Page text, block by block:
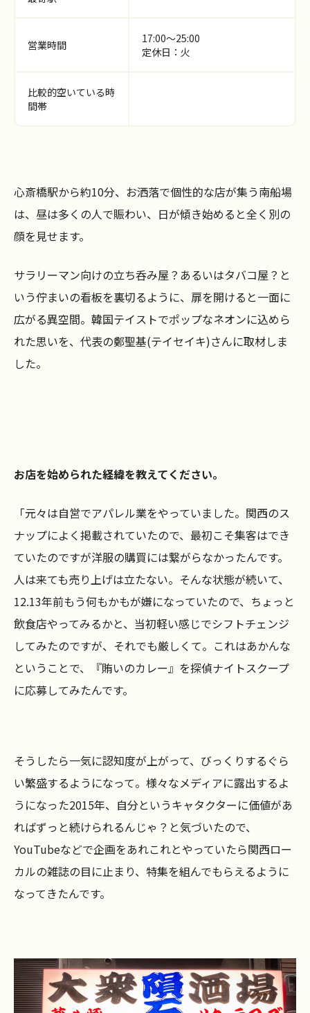
営業時間
17:00〜25:00
定休日：火
比較的空いている時
間帯
心斎橋駅から約10分、お洒落で個性的な店が集う南船場
は、昼は多くの人で賑わい、日が傾き始めると全く別の
顔を見せます。
サラリーマン向けの立ち呑み屋？あるいはタバコ屋？と
いう佇まいの看板を裏切るように、扉を開けると一面に
広がる異空間。韓国テイストでポップなネオンに込めら
れた思いを、代表の鄭聖基(テイセイキ)さんに取材しま
した。
お店を始められた経緯を教えてください。
「元々は自営でアパレル業をやっていました。関西のス
ナップによく掲載されていたので、最初こそ集客はでき
ていたのですが洋服の購買には繋がらなかったんです。
人は来ても売り上げは立たない。そんな状態が続いて、
12.13年前もう何もかもが嫌になっていたので、ちょっと
飲食店やってみるかと、当初軽い感じでシフトチェンジ
してみたのですが、それでも厳しくて。これはあかんな
ということで、『賄いのカレー』を探偵ナイトスクープ
に応募してみたんです。
そうしたら一気に認知度が上がって、びっくりするぐら
い繁盛するようになって。様々なメディアに露出するよ
うになった2015年、自分というキャタクターに価値があ
ればずっと続けられるんじゃ？と気づいたので、
YouTubeなどで企画をあれこれとやっていたら関西ロー
カルの雑誌の目に止まり、特集を組んでもらえるように
なってきたんです。